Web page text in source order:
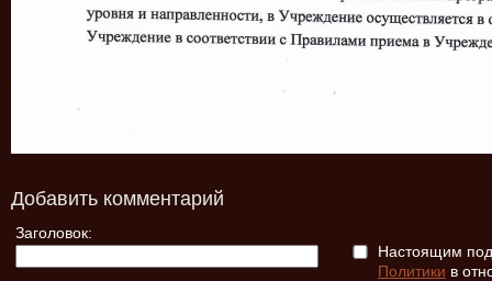
Добавить комментарий
Заголовок:
Настоящим
Политики в